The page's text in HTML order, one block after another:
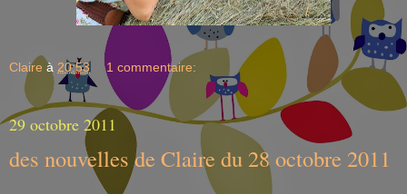
Claire à 20:53 1 commentaire:
29 octobre 2011
des nouvelles de Claire du 28 octobre 2011